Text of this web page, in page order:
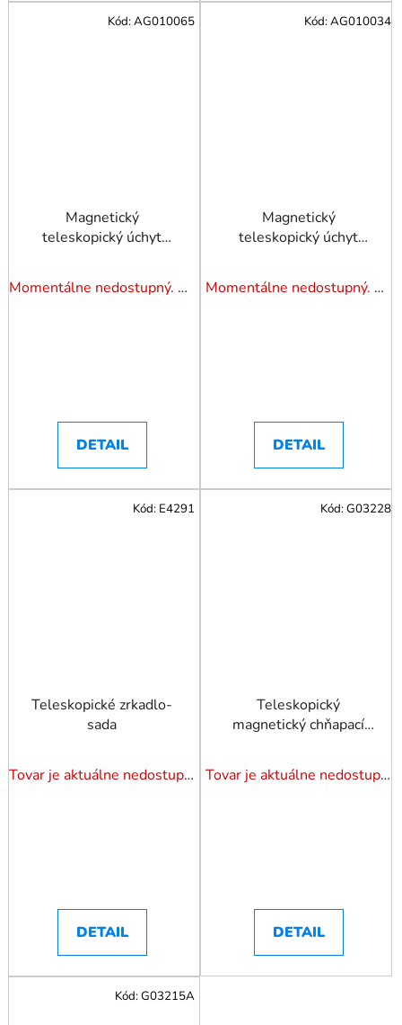
Magnetický
teleskopický úchyt
Momentálne nedostupný. Pozrite si naše varianty.
DETAIL
Kód:AG010065
Magnetický
teleskopický úchyt
kg JONNESWAY
Momentálne nedostupný. Pozrite si naše varianty.
DETAIL
Kód:AG010034
Teleskopické zrkadlo-
sada
Tovar je aktuálne nedostupný. Dotazuj dostupnosť.
DETAIL
Kód: E4291
Teleskopický
magnetický chňapací
Tovar je aktuálne nedostupný. Dotazuj dostupnosť.
DETAIL
Kód:G03228
Kód:G03215A